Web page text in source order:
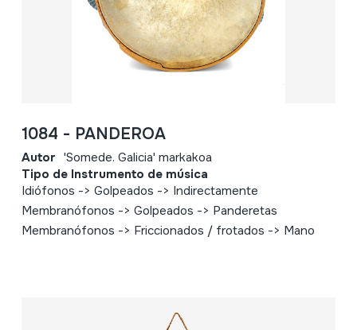
1084 - PANDEROA
Autor 'Somede. Galicia' markakoa
Tipo de Instrumento de música
Idiófonos -> Golpeados -> Indirectamente
Membranófonos -> Golpeados -> Panderetas
Membranófonos -> Friccionados / frotados -> Mano